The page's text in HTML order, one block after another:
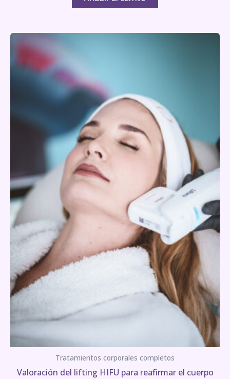
Tratamientos corporales completos
Valoración del lifting HIFU para reafirmar el cuerpo